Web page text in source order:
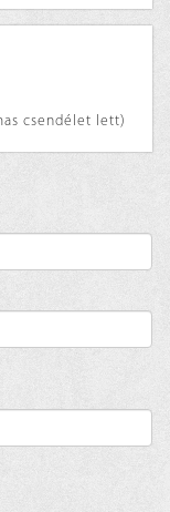
csendélet lett)